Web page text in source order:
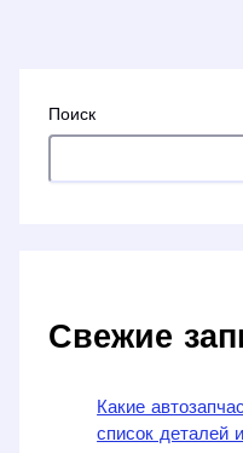
Поиск
Свежие
Какие
список деталей